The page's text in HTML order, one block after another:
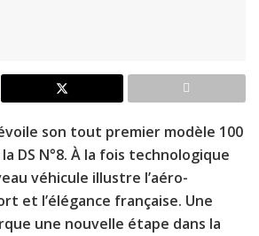
son tout premier modèle 100
DS N°8. À la fois technologique
véhicule illustre l’aéro-
et l’élégance française. Une
une nouvelle étape dans la